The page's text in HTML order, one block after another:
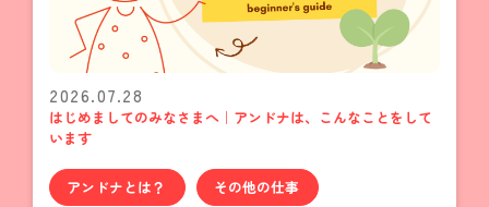
2026.07.28
はじめましてのみなさまへ｜アンドナは、こんなことをして
います
アンドナとは？ その他の仕事